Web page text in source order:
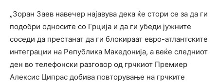
„Зоран Заев навечер најавува дека ќе стори се за да ги
подобри односите со Грција и да ги убеди јужните
соседи да престанат да ги блокираат евро-атлантските
интеграции на Република Македонија, а веќе следниот
ден во телефонски разговор од грчкиот Премиер
Алексис Ципрас добива повторување на грчките